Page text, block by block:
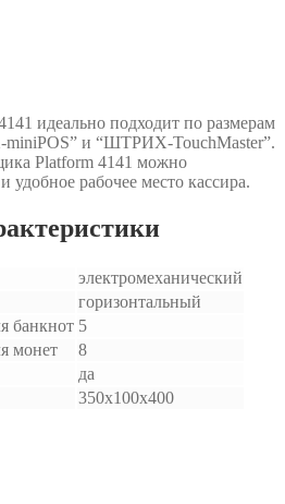
идеально подходит по размерам
и “ШТРИХ-TouchMaster”.
Platform 4141 можно
удобное рабочее место кассира.
электромеханический
горизонтальный
банкнот 5
монет
8
да
350х100х400